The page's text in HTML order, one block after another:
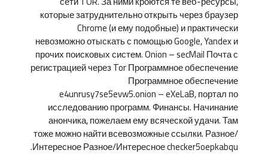
которые затруднительно открыть через браузер
Chrome (и ему подобные) и практически
невозможно отыскать с помощью Google, Yandex и
прочих поисковых систем. Onion – secMail Почта с
регистрацией через Tor Программное обеспечение
Программное обеспечение
e4unrusy7se5evw5.onion – eXeLaB, портал по
исследованию программ. Финансы. Начинание
анончика, пожелаем ему всяческой удачи. Там
тоже можно найти всевозможные ссылки. Разное/
Интересное Разное/Интересное checker5oepkabqu.